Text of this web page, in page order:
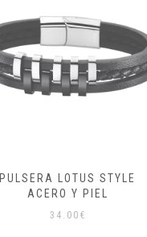
PULSERA LOTUS STYLE
MEN BASIC
39.00 €